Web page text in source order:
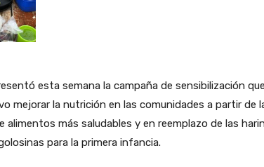
esta semana la campaña de sensibilización
mejorar la nutrición en las comunidades a partir de
alimentos más saludables y en reemplazo de las
para la primera infancia.